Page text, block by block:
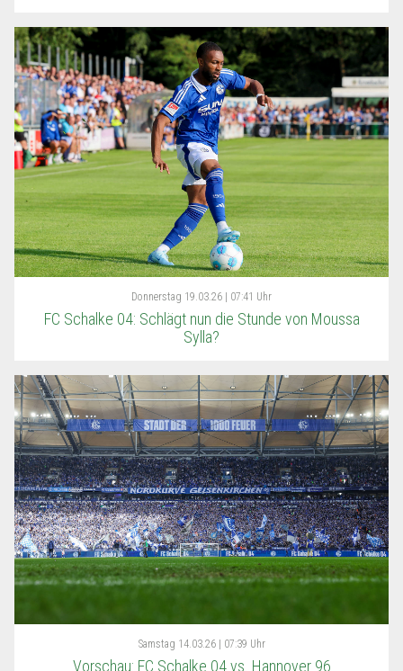
Donnerstag 19.03.26 | 07:41 Uhr
FC Schalke 04: Schlägt nun die Stunde von Moussa
Sylla?
Samstag 14.03.26 | 07:39 Uhr
Vorschau: FC Schalke 04 vs. Hannover 96